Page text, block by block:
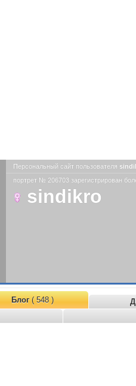
Персональный сайт пользователя
портрет № 206703 зарегистрирован
sindikro
Блог( 548 )